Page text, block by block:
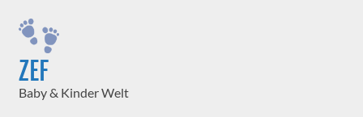
content
ZEF
Baby & Kinder Welt